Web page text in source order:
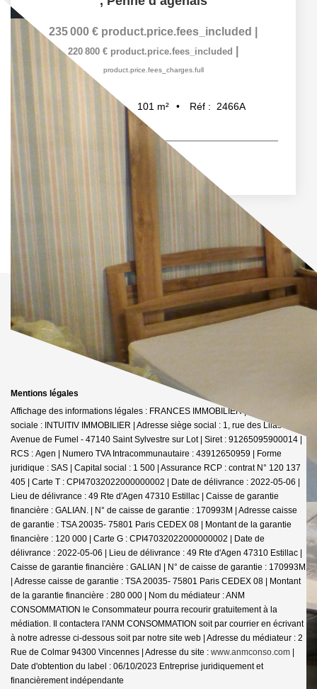
235 000 € product.price.fees_included
220 800 € product.price.fees_included
product.price.fees_charges.full
pièce(s) 101 m² Réf : 2466A
Mentions légales
Affichage des informations légales : FRANCES IMMOBILIER | Raison
sociale : INTUITIV IMMOBILIER | Adresse siège social : 1, rue des Lilas -
Avenue de Fumel - 47140 Saint Sylvestre sur Lot | Siret : 91265095900014 |
RCS : Agen | Numero TVA Intracommunautaire : 43912650959 | Forme
juridique : SAS | Capital social : 1 500 | Assurance RCP : contrat N° 120 137
405 | Carte T : CPI47032022000000002 | Date de délivrance : 2022-05-06 |
Lieu de délivrance : 49 Rte d'Agen 47310 Estillac | Caisse de garantie
financière : GALIAN. | N° de caisse de garantie : 170993M | Adresse caisse
de garantie : TSA 20035- 75801 Paris CEDEX 08 | Montant de la garantie
financière : 120 000 | Carte G : CPI47032022000000002 | Date de
délivrance : 2022-05-06 | Lieu de délivrance : 49 Rte d'Agen 47310 Estillac |
Caisse de garantie financière : GALIAN | N° de caisse de garantie : 170993M
| Adresse caisse de garantie : TSA 20035- 75801 Paris CEDEX 08 | Montant
de la garantie financière : 280 000 | Nom du médiateur : ANM
CONSOMMATION le Consommateur pourra recourir gratuitement à la
médiation. Il contactera l'ANM CONSOMMATION soit par courrier en écrivant
à notre adresse ci-dessous soit par notre site web | Adresse du médiateur : 2
Rue de Colmar 94300 Vincennes | Adresse du site : www.anmconso.com |
Date d'obtention du label : 06/10/2023 Entreprise juridiquement et
financièrement indépendante